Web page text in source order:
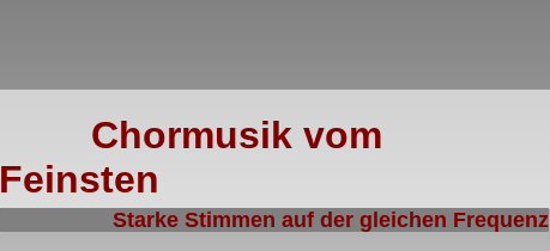
Chormusik vom
Feinsten
Starke Stimmen auf der gleichen Frequenz